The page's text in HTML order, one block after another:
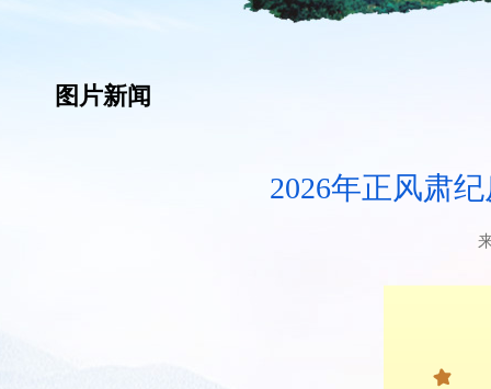
图片新闻
2026年正风肃